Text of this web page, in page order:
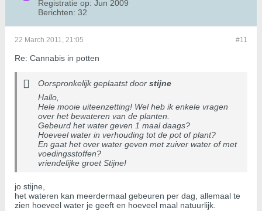
Registratie op: Jun 2009
Berichten: 32
#11
22 March 2011, 21:05
Re: Cannabis in potten
Oorspronkelijk geplaatst door stijne
Hallo,
Hele mooie uiteenzetting! Wel heb ik enkele vragen
over het bewateren van de planten.
Gebeurd het water geven 1 maal daags?
Hoeveel water in verhouding tot de pot of plant?
En gaat het over water geven met zuiver water of met
voedingsstoffen?
vriendelijke groet Stijne!
jo stijne,
het wateren kan meerdermaal gebeuren per dag, allemaal te
zien hoeveel water je geeft en hoeveel maal natuurlijk.